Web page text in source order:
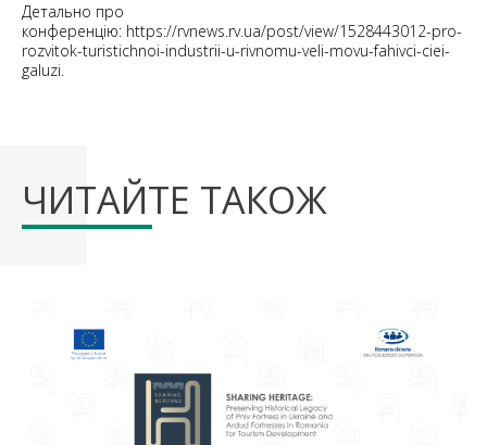
Детально про
конференцію: https://rvnews.rv.ua/post/view/1528443012-pro-
rozvitok-turistichnoi-industrii-u-rivnomu-veli-movu-fahivci-ciei-
galuzi.
ЧИТАЙТЕ ТАКОЖ